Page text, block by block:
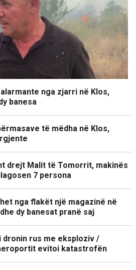
nga zjarri në Klos,
banesa
të mëdha në Klos,
drejt Malit të Tomorrit, makinës
7 persona
nga flakët një magazinë në
dy banesat pranë saj
dronin rus me eksploziv /
evitoi katastrofën